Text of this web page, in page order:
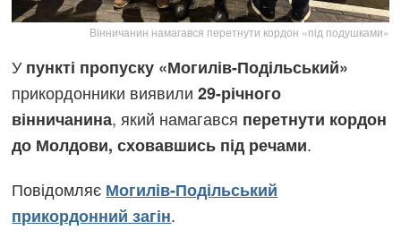
Вінничанин намагався перетнути кордон «під подушками»
Упункті пропуску «Могилів-Подільський»
прикордонники виявили29-річного
вінничанина, який намагався перетнути кордон
до Молдови, сховавшись під речами.
Повідомляє Могилів-Подільський
прикордонний загін.